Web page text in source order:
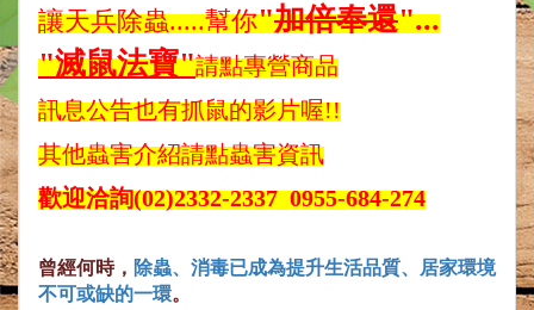
讓天兵除蟲.....幫你"加倍奉還"...
"滅鼠法寶"請點專營商品
訊息公告也有抓鼠的影片喔!!
其他蟲害介紹請點蟲害資訊
歡迎洽詢(02)2332-2337 0955-684-274
曾經何時， 除蟲、消毒已成為提升生活品質、居家環境
不可或缺的一環。